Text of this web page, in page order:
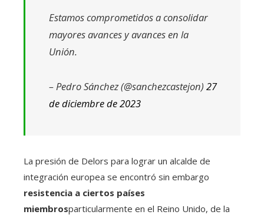
Estamos comprometidos a consolidar
mayores avances y avances en la
Unión.
– Pedro Sánchez (@sanchezcastejon) 27
de diciembre de 2023
La presión de Delors para lograr un alcalde de
integración europea se encontró sin embargo
resistencia a ciertos países
miembrosparticularmente en el Reino Unido, de la